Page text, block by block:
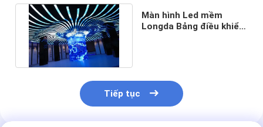
Màn hình Led mềm
Longda Bảng điều khiển
Tiếp tục